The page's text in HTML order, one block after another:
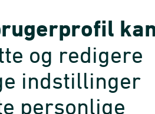
og redigere
indstillinger
personlige